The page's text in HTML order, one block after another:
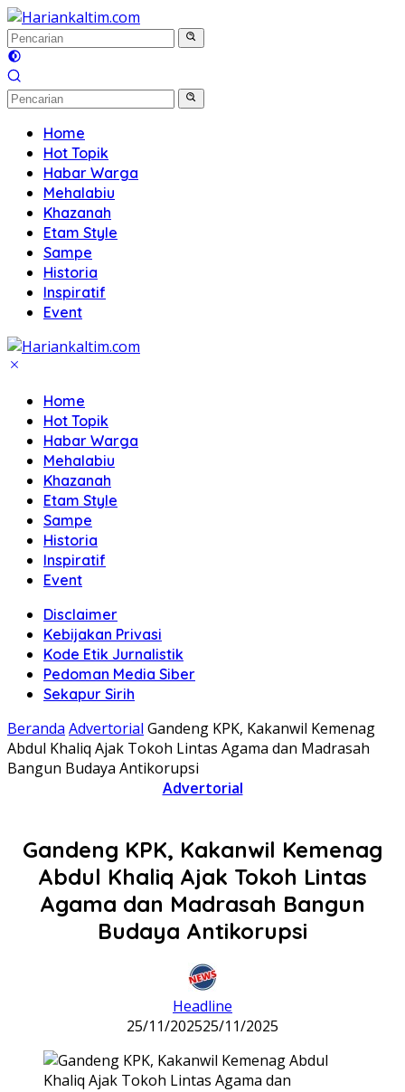
Langsung
ke
konten
Home
Hot Topik
Habar Warga
Mehalabiu
Khazanah
Etam Style
Sampe
Historia
Inspiratif
Event
Home
Hot Topik
Habar Warga
Mehalabiu
Khazanah
Etam Style
Sampe
Historia
Inspiratif
Event
Disclaimer
Kebijakan Privasi
Kode Etik Jurnalistik
Pedoman Media Siber
Sekapur Sirih
Beranda Advertorial Gandeng KPK, Kakanwil Kemenag
Abdul Khaliq Ajak Tokoh Lintas Agama dan Madrasah
Bangun Budaya Antikorupsi
Advertorial
Gandeng KPK, Kakanwil Kemenag
Abdul Khaliq Ajak Tokoh Lintas
Agama dan Madrasah Bangun
Budaya Antikorupsi
Headline
25/11/202525/11/2025